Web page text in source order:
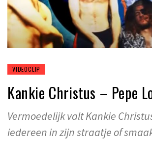
VIDEOCLIP
Kankie Christus – Pepe
Vermoedelijk valt Kankie
iedereen in zijn straatje of